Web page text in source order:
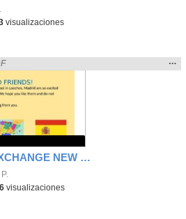
visualizaciones
CULTURAL EXCHANGE NEW MEXICO-LOECHES 2017-2018
en:
la
…
visualizaciones